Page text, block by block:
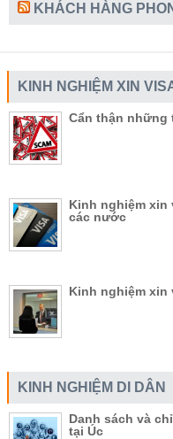
KHÁCH HÀNG
KINH NGHIỆM XIN
Cẩn thận những
Kinh nghiệm xin
các nước
Kinh nghiệm xin
KINH NGHIỆM DI DÂN
Danh sách và
tại Úc